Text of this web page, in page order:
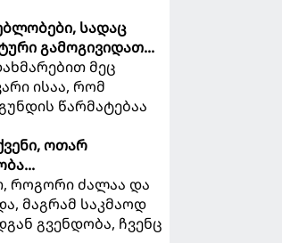
სადაც
გამოგივიდათ...
მეც
ისაა, რომ
წარმატებაა
ოთარ
როგორი ძალაა და
მაგრამ საკმაოდ
გვენდობა, ჩვენც